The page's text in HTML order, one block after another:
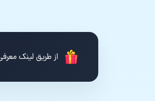
از طریق لینک معرفی خود،